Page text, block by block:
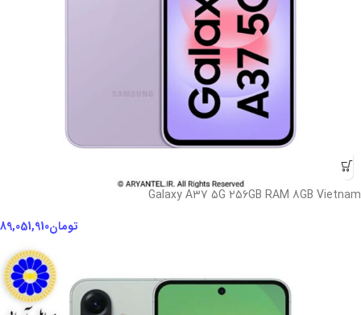
Galaxy A37 5G 256GB RAM 8GB Vietnam
تومان89,051,910